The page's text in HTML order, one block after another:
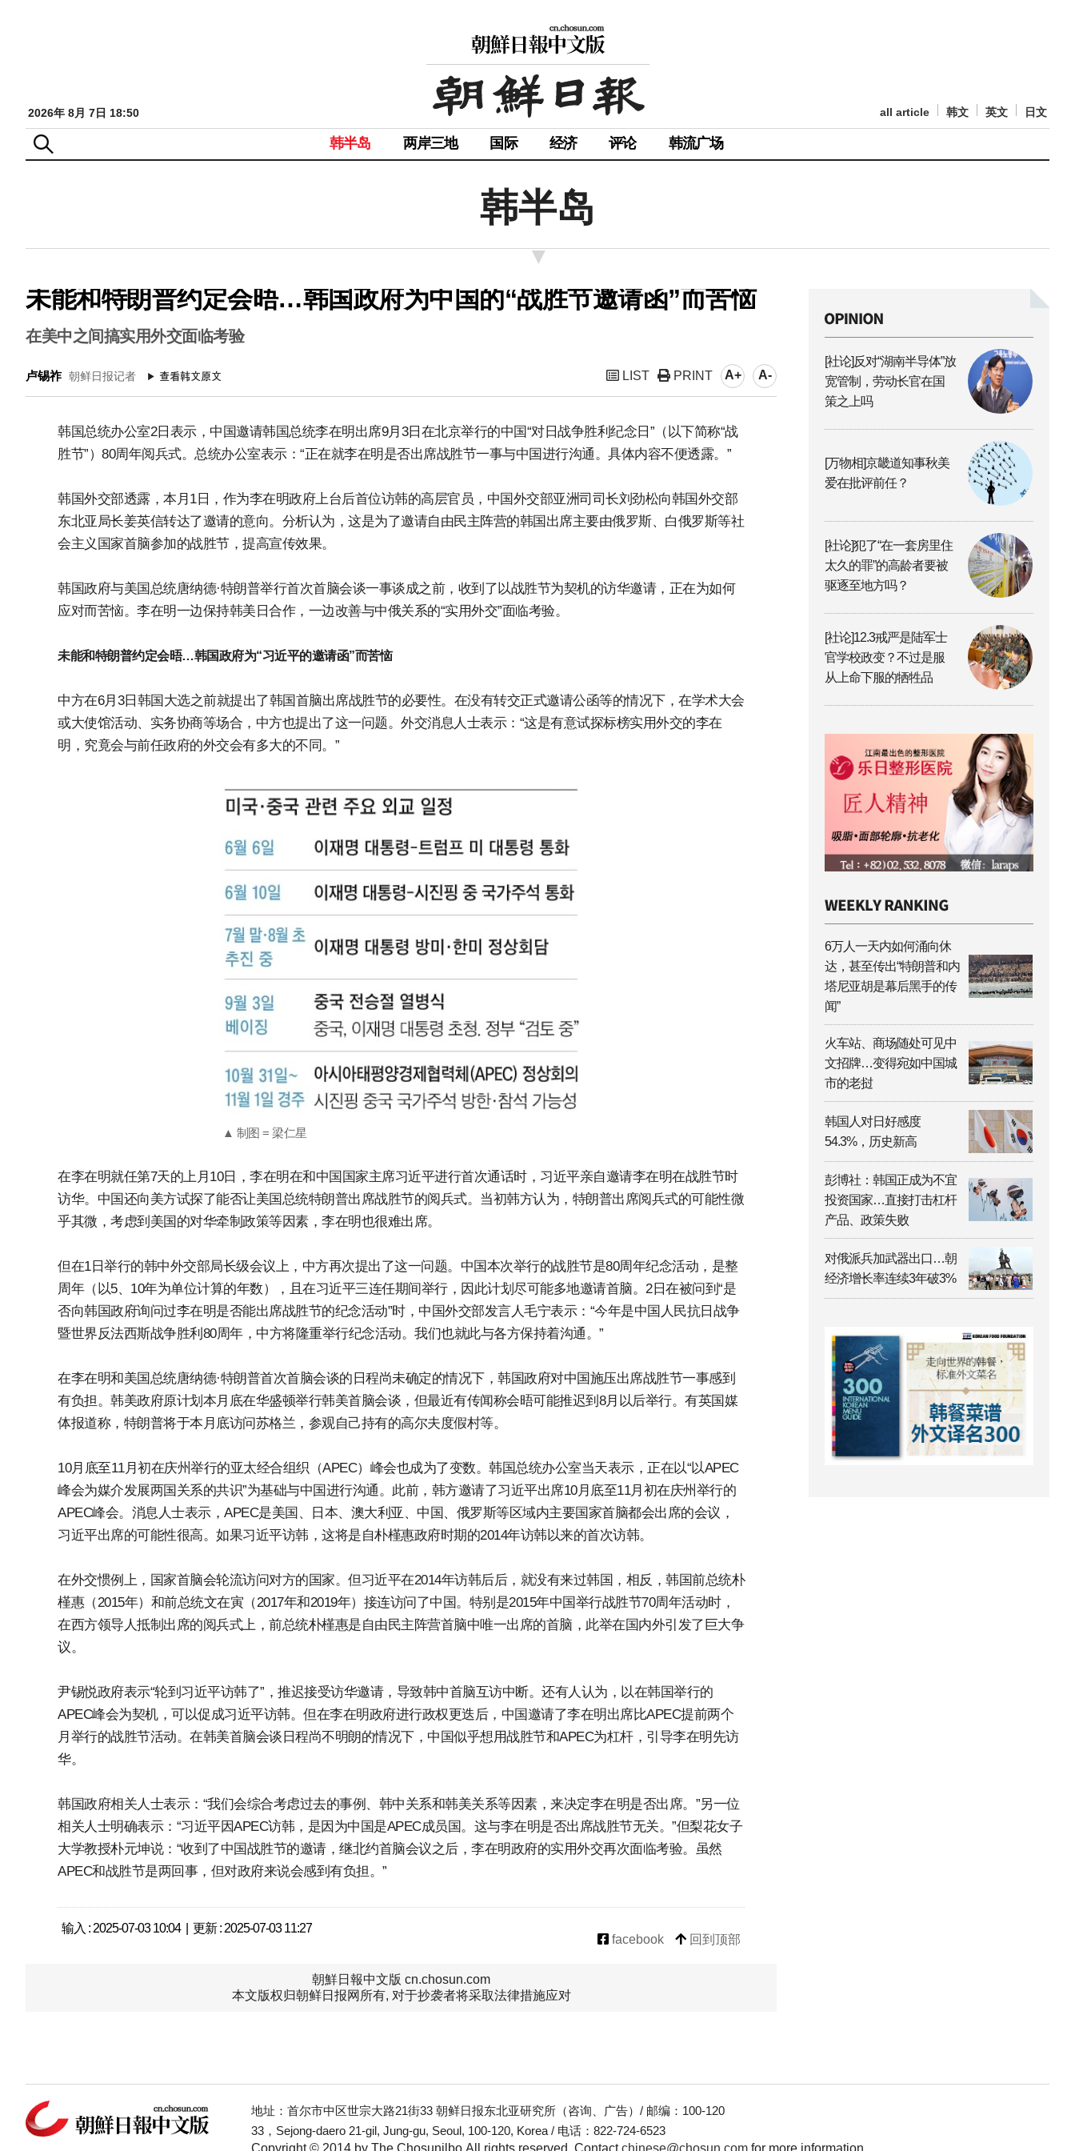
2026年 8月 7日 18:50 all article 韩文 英文 日文
韩半岛 两岸三地 国际 经济 评论 韩流广场
韩半岛
未能和特朗普约定会晤…韩国政府为中国的“战胜节邀请函”而苦恼
在美中之间搞实用外交面临考验
卢锡祚 朝鲜日报记者 LIST PRINT A+ A-
韩国总统办公室2日表示，中国邀请韩国总统李在明出席9月3日在北京举行的中国“对日战争胜利纪念日”（以下简称“战
胜节”）80周年阅兵式。总统办公室表示：“正在就李在明是否出席战胜节一事与中国进行沟通。具体内容不便透露。”
韩国外交部透露，本月1日，作为李在明政府上台后首位访韩的高层官员，中国外交部亚洲司司长刘劲松向韩国外交部
东北亚局长姜英信转达了邀请的意向。分析认为，这是为了邀请自由民主阵营的韩国出席主要由俄罗斯、白俄罗斯等社
会主义国家首脑参加的战胜节，提高宣传效果。
韩国政府与美国总统唐纳德·特朗普举行首次首脑会谈一事谈成之前，收到了以战胜节为契机的访华邀请，正在为如何
应对而苦恼。李在明一边保持韩美日合作，一边改善与中俄关系的“实用外交”面临考验。
未能和特朗普约定会晤…韩国政府为“习近平的邀请函”而苦恼
中方在6月3日韩国大选之前就提出了韩国首脑出席战胜节的必要性。在没有转交正式邀请公函等的情况下，在学术大会
或大使馆活动、实务协商等场合，中方也提出了这一问题。外交消息人士表示：“这是有意试探标榜实用外交的李在
明，究竟会与前任政府的外交会有多大的不同。”
▲ 制图 = 梁仁星
在李在明就任第7天的上月10日，李在明在和中国国家主席习近平进行首次通话时，习近平亲自邀请李在明在战胜节时
访华。中国还向美方试探了能否让美国总统特朗普出席战胜节的阅兵式。当初韩方认为，特朗普出席阅兵式的可能性微
乎其微，考虑到美国的对华牵制政策等因素，李在明也很难出席。
但在1日举行的韩中外交部局长级会议上，中方再次提出了这一问题。中国本次举行的战胜节是80周年纪念活动，是整
周年（以5、10年为单位计算的年数），且在习近平三连任期间举行，因此计划尽可能多地邀请首脑。2日在被问到“是
否向韩国政府询问过李在明是否能出席战胜节的纪念活动”时，中国外交部发言人毛宁表示：“今年是中国人民抗日战争
暨世界反法西斯战争胜利80周年，中方将隆重举行纪念活动。我们也就此与各方保持着沟通。”
在李在明和美国总统唐纳德·特朗普首次首脑会谈的日程尚未确定的情况下，韩国政府对中国施压出席战胜节一事感到
有负担。韩美政府原计划本月底在华盛顿举行韩美首脑会谈，但最近有传闻称会晤可能推迟到8月以后举行。有英国媒
体报道称，特朗普将于本月底访问苏格兰，参观自己持有的高尔夫度假村等。
10月底至11月初在庆州举行的亚太经合组织（APEC）峰会也成为了变数。韩国总统办公室当天表示，正在以“以APEC
峰会为媒介发展两国关系的共识”为基础与中国进行沟通。此前，韩方邀请了习近平出席10月底至11月初在庆州举行的
APEC峰会。消息人士表示，APEC是美国、日本、澳大利亚、中国、俄罗斯等区域内主要国家首脑都会出席的会议，
习近平出席的可能性很高。如果习近平访韩，这将是自朴槿惠政府时期的2014年访韩以来的首次访韩。
在外交惯例上，国家首脑会轮流访问对方的国家。但习近平在2014年访韩后后，就没有来过韩国，相反，韩国前总统朴
槿惠（2015年）和前总统文在寅（2017年和2019年）接连访问了中国。特别是2015年中国举行战胜节70周年活动时，
在西方领导人抵制出席的阅兵式上，前总统朴槿惠是自由民主阵营首脑中唯一出席的首脑，此举在国内外引发了巨大争
议。
尹锡悦政府表示“轮到习近平访韩了”，推迟接受访华邀请，导致韩中首脑互访中断。还有人认为，以在韩国举行的
APEC峰会为契机，可以促成习近平访韩。但在李在明政府进行政权更迭后，中国邀请了李在明出席比APEC提前两个
月举行的战胜节活动。在韩美首脑会谈日程尚不明朗的情况下，中国似乎想用战胜节和APEC为杠杆，引导李在明先访
华。
韩国政府相关人士表示：“我们会综合考虑过去的事例、韩中关系和韩美关系等因素，来决定李在明是否出席。”另一位
相关人士明确表示：“习近平因APEC访韩，是因为中国是APEC成员国。这与李在明是否出席战胜节无关。”但梨花女子
大学教授朴元坤说：“收到了中国战胜节的邀请，继北约首脑会议之后，李在明政府的实用外交再次面临考验。虽然
APEC和战胜节是两回事，但对政府来说会感到有负担。”
输入 : 2025-07-03 10:04 | 更新 : 2025-07-03 11:27
facebook
回到顶部
朝鮮日報中文版 cn.chosun.com
本文版权归朝鲜日报网所有, 对于抄袭者将采取法律措施应对
[社论]反对“湖南半导体”放
宽管制，劳动长官在国
策之上吗
[万物相]京畿道知事秋美
爱在批评前任？
[社论]犯了“在一套房里住
太久的罪”的高龄者要被
驱逐至地方吗？
[社论]12.3戒严是陆军士
官学校政变？不过是服
从上命下服的牺牲品
6万人一天内如何涌向休
达，甚至传出“特朗普和内
塔尼亚胡是幕后黑手的传
闻”
火车站、商场随处可见中
文招牌…变得宛如中国城
市的老挝
韩国人对日好感度
54.3%，历史新高
彭博社：韩国正成为不宜
投资国家…直接打击杠杆
产品、政策失败
对俄派兵加武器出口…朝
经济增长率连续3年破3%
地址：首尔市中区世宗大路21街33 朝鲜日报东北亚研究所（咨询、广告）/ 邮编：100-120
33，Sejong-daero 21-gil, Jung-gu, Seoul, 100-120, Korea / 电话：822-724-6523
Copyright © 2014 by The Chosunilbo.All rights reserved. Contactchinese@chosun.comfor more information.